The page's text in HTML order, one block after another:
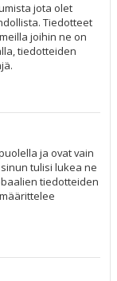
jota olet
Tiedotteet
joihin ne on
tiedotteiden
ja ovat vain
tulisi lukea ne
tiedotteiden